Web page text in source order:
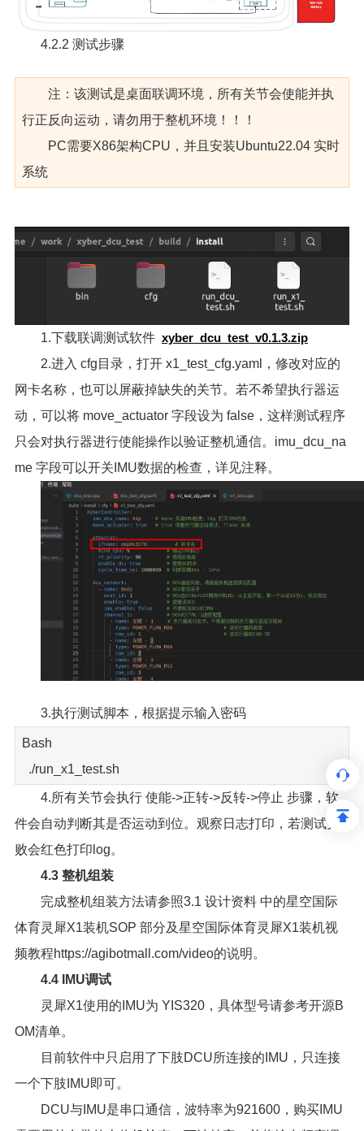
4.2.2 测试步骤
注：该测试是桌面联调环境，所有关节会使能并执
行正反向运动，请勿用于整机环境！！！
PC需要X86架构CPU，并且安装Ubuntu22.04 实时
系统
1.下载联调测试软件 xyber_dcu_test_v0.1.3.zip
2.进入 cfg目录，打开 x1_test_cfg.yaml，修改对应的
网卡名称，也可以屏蔽掉缺失的关节。若不希望执行器运
动，可以将 move_actuator 字段设为 false，这样测试程序
只会对执行器进行使能操作以验证整机通信。imu_dcu_na
me 字段可以开关IMU数据的检查，详见注释。
3.执行测试脚本，根据提示输入密码
Bash
./run_x1_test.sh
4.所有关节会执行 使能->正转->反转->停止 步骤，软
件会自动判断其是否运动到位。观察日志打印，若测试失
败会红色打印log。
4.3 整机组装
完成整机组装方法请参照3.1 设计资料 中的星空国际
体育灵犀X1装机SOP 部分及星空国际体育灵犀X1装机视
频教程https://agibotmall.com/video的说明。
4.4 IMU调试
灵犀X1使用的IMU为 YIS320，具体型号请参考开源B
OM清单。
目前软件中只启用了下肢DCU所连接的IMU，只连接
一个下肢IMU即可。
DCU与IMU是串口通信，波特率为921600，购买IMU